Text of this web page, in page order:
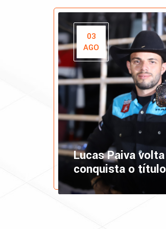
03
AGO
Lucas Paiva
conquista o